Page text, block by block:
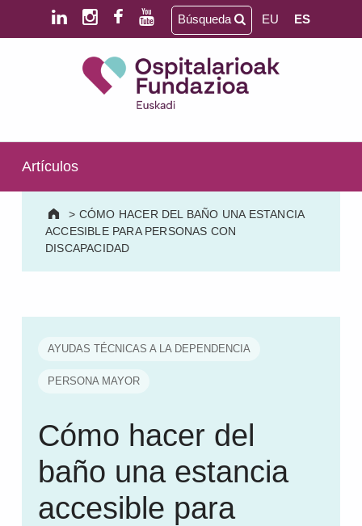
Saltar al contenido principal
Saltar al pie de página
SALUD MENTAL | DISCAPACIDAD INTELECTUAL | NEURORREHABILITACIÓN Y DAÑO CEREBRAL | PERSONA MAYOR
Búsqueda EU ES
Artículos
> CÓMO HACER DEL BAÑO UNA ESTANCIA
ACCESIBLE PARA PERSONAS CON
DISCAPACIDAD
AYUDAS TÉCNICAS A LA DEPENDENCIA
PERSONA MAYOR
Cómo hacer del
baño una estancia
accesible para